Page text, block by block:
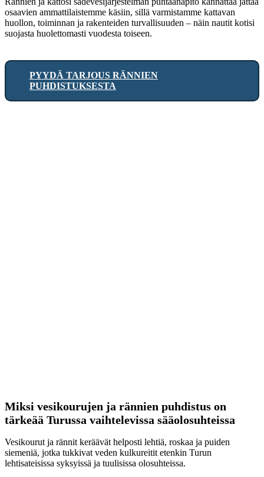
osaavien ammattilaistemme käsiin, sillä varmistamme kattavan
huollon, toiminnan ja rakenteiden turvallisuuden – näin nautit kotisi
suojasta huolettomasti vuodesta toiseen.
PYYDÄ TARJOUS RÄNNIEN
PUHDISTUKSESTA
Miksi vesikourujen ja rännien puhdistus on
tärkeää Turussa vaihtelevissa sääolosuhteissa
Vesikourut ja rännit keräävät helposti lehtiä, roskaa ja puiden
siemeniä, jotka tukkivat veden kulkureitit etenkin Turun
lehtisateisissa syksyissä ja tuulisissa olosuhteissa.